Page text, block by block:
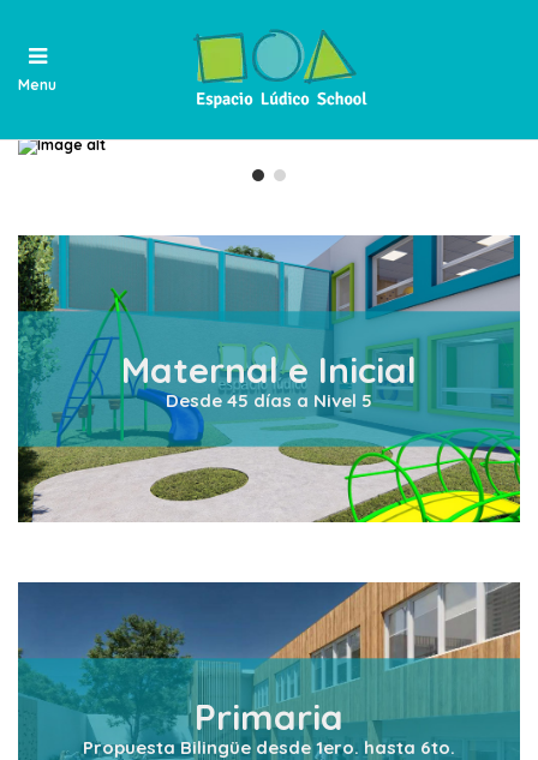
Menu
Maternal e Inicial
Desde 45 días a Nivel 5
Primaria
Propuesta Bilingüe desde 1ero. hasta 6to.